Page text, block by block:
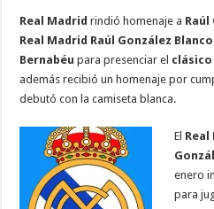
ac
e
b
o
o
k
wi
tt
er
h
at
sA
p
p
m
ai
l
n
k
e
Real Madrid rindió homenaje a Raúl
Real Madrid Raúl González Blanco
Bernabéu para presenciar el clásico
además recibió un homenaje por
debutó con la camiseta blanca.
El Real
enero
para